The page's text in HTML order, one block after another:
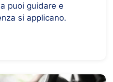
puoi guidare e
si applicano.